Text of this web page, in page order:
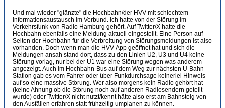
Und mal wieder "glänzte" die Hochbahn/der HVV mit schlechtem
Informationsaustausch im Verbund. Ich hatte von der Störung im
Verkehrsfunk von Radio Hamburg gehört. Auf Twitter/X hatte die
Hochbahn ebenfalls eine Meldung aktuell eingestellt. Eine Person auf
Seiten der Hochbahn für die Verbreitung von Störungsmeldungen ist also
vorhanden. Doch wenn man die HVV-App geöffnet hat und sich die
Meldungen ansah stand dort, dass zu den Linien U2, U3 und U4 keine
Störung vorlag, nur bei der U1 war eine Störung wegen was anderem
angezeigt. Auch im Hochbahn-Bus auf dem Weg zur nächsten U-Bahn-
Station gab es vom Fahrer oder über Funkdurchsage keinerlei Hinweis
auf so eine massive Störung. Wer also morgens kein Radio gehört hat
(keine Ahnung ob die Störung noch auf anderen Radiosendern geteilt
wurde) oder Twitter/X nicht nutzt/kennt hätte also erst am Bahnsteig von
den Ausfällen erfahren statt frühzeitig umplanen zu können.